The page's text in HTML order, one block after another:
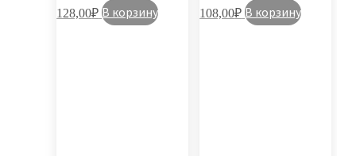
128,00₽ В корзину 108,00₽ В корзину